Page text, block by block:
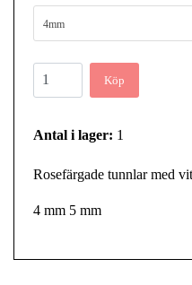
4mm
Köp
Antal i lager: 1
Rosefärgade tunnlar med
4 mm 5 mm